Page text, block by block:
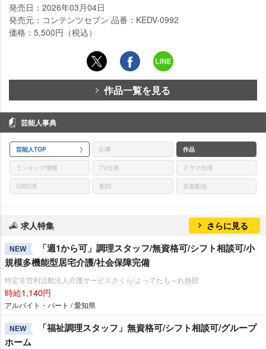
発売日：2026年03月04日
発売元：コンテンツセブン 品番：KEDV-0992
価格：5,500円（税込）
作品一覧を見る
芸能人事典
芸能人TOP 記事 作品
ランキング情報 TV出演 ドラマ出演
CM出演 歌詞 音楽配信
求人特集 さらに見る
NEW
「週1から可」調理スタッフ/無資格可/シフト相談可/小
規模多機能型居宅介護/社会保障完備
特定非営利活動法人介護サービスさくら/よってたも～れ熱田
時給1,140円
アルバイト・パート / 愛知県
NEW
「福祉調理スタッフ」無資格可/シフト相談可/グループ
ホーム